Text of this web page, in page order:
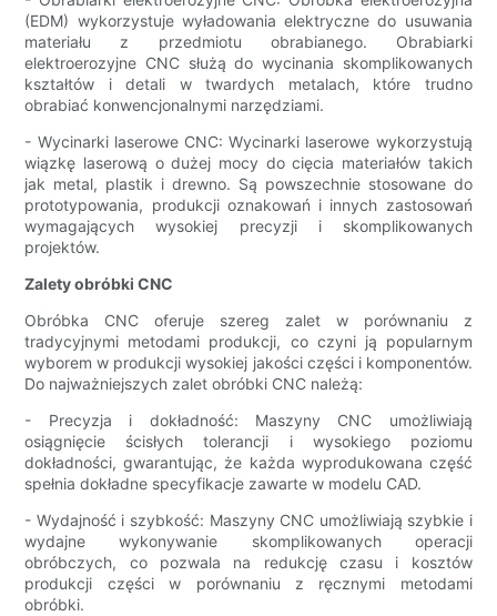
(EDM) wykorzystuje wyładowania elektryczne do usuwania
materiału z przedmiotu obrabianego. Obrabiarki
elektroerozyjne CNC służą do wycinania skomplikowanych
kształtów i detali w twardych metalach, które trudno
obrabiać konwencjonalnymi narzędziami.
- Wycinarki laserowe CNC: Wycinarki laserowe wykorzystują
wiązkę laserową o dużej mocy do cięcia materiałów takich
jak metal, plastik i drewno. Są powszechnie stosowane do
prototypowania, produkcji oznakowań i innych zastosowań
wymagających wysokiej precyzji i skomplikowanych
projektów.
Zalety obróbki CNC
Obróbka CNC oferuje szereg zalet w porównaniu z
tradycyjnymi metodami produkcji, co czyni ją popularnym
wyborem w produkcji wysokiej jakości części i komponentów.
Do najważniejszych zalet obróbki CNC należą:
- Precyzja i dokładność: Maszyny CNC umożliwiają
osiągnięcie ścisłych tolerancji i wysokiego poziomu
dokładności, gwarantując, że każda wyprodukowana część
spełnia dokładne specyfikacje zawarte w modelu CAD.
- Wydajność i szybkość: Maszyny CNC umożliwiają szybkie i
wydajne wykonywanie skomplikowanych operacji
obróbczych, co pozwala na redukcję czasu i kosztów
produkcji części w porównaniu z ręcznymi metodami
obróbki.